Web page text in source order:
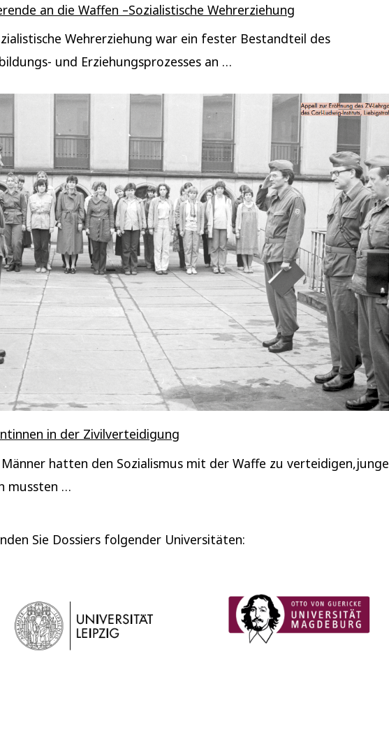
an die Waffen –Sozialistische Wehrerziehung
Wehrerziehung war ein fester Bestandteil des
und Erziehungsprozesses an …
in der Zivilverteidigung
Männer hatten den Sozialismus mit der Waffe zu verteidigen,junge
mussten …
Sie Dossiers folgender Universitäten: